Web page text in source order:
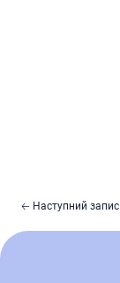
🡠 Наступний запис